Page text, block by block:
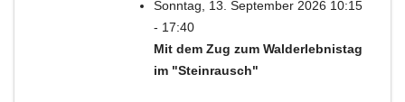
Sonntag, 13. September 2026 10:15
- 17:40
Mit dem Zug zum Walderlebnistag
im "Steinrausch"